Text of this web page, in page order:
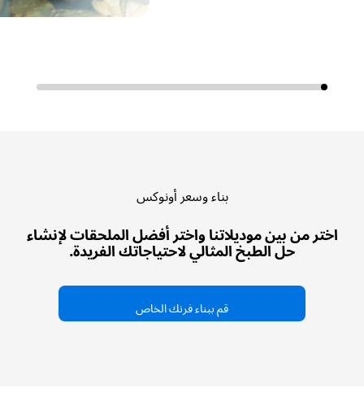
بناء وسعر أونوكس
اختر من بين موديلاتنا واختر أفضل الملحقات لإنشاء
حل الطبخ المثالي لاحتياجاتك الفريدة.
قم ببناء فرنك الخاص